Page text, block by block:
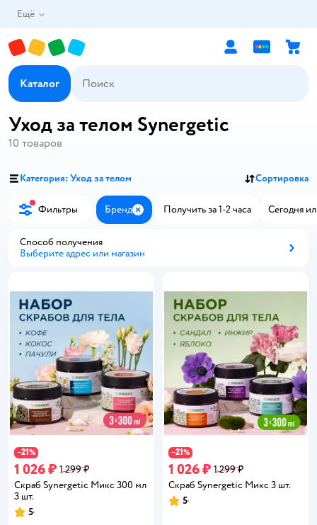
Ещё
Каталог
Уход за телом Synergetic
10 товаров
Категория: Уход за телом Сортировка
Фильтры Бренд ЗакрытьПолучить за 1-2 часа Сегодня
Способ получения
Выберите адрес или магазин
−21%
1 026 ₽ 1 299 ₽
Скраб Synergetic Микс 300 мл
3 шт.
Рейтинг:
5
−21%
1 026 ₽ 1 299 ₽
Скраб Synergetic Микс 3 шт.
Рейтинг:
5